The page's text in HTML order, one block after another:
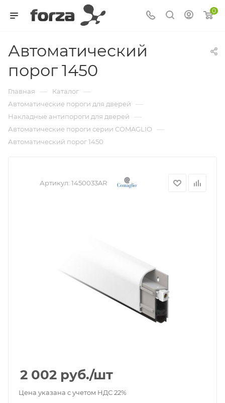
0
Автоматический
порог 1450
Главная — Каталог —
Автоматические пороги для дверей —
Накладные антипороги для дверей —
Автоматические пороги серии COMAGLIO —
Автоматический порог 1450
Артикул: 1450033AR
2 002 руб./шт
Цена указана с учетом НДС 22%